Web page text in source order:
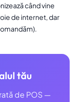
când vine
de internet, dar
tău
de POS —